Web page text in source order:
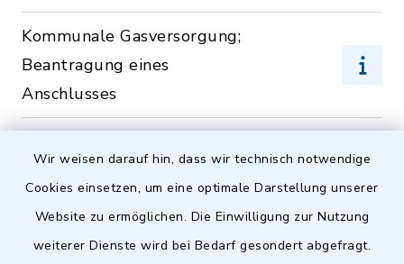
Wir weisen darauf hin, dass wir technisch notwendige
Cookies einsetzen, um eine optimale Darstellung unserer
Website zu ermöglichen. Die Einwilligung zur Nutzung
weiterer Dienste wird bei Bedarf gesondert abgefragt.
Kommunale Gasversorgung;
Beantragung eines
Anschlusses
Zahlung der
Benutzungsgebühren
Kommunale